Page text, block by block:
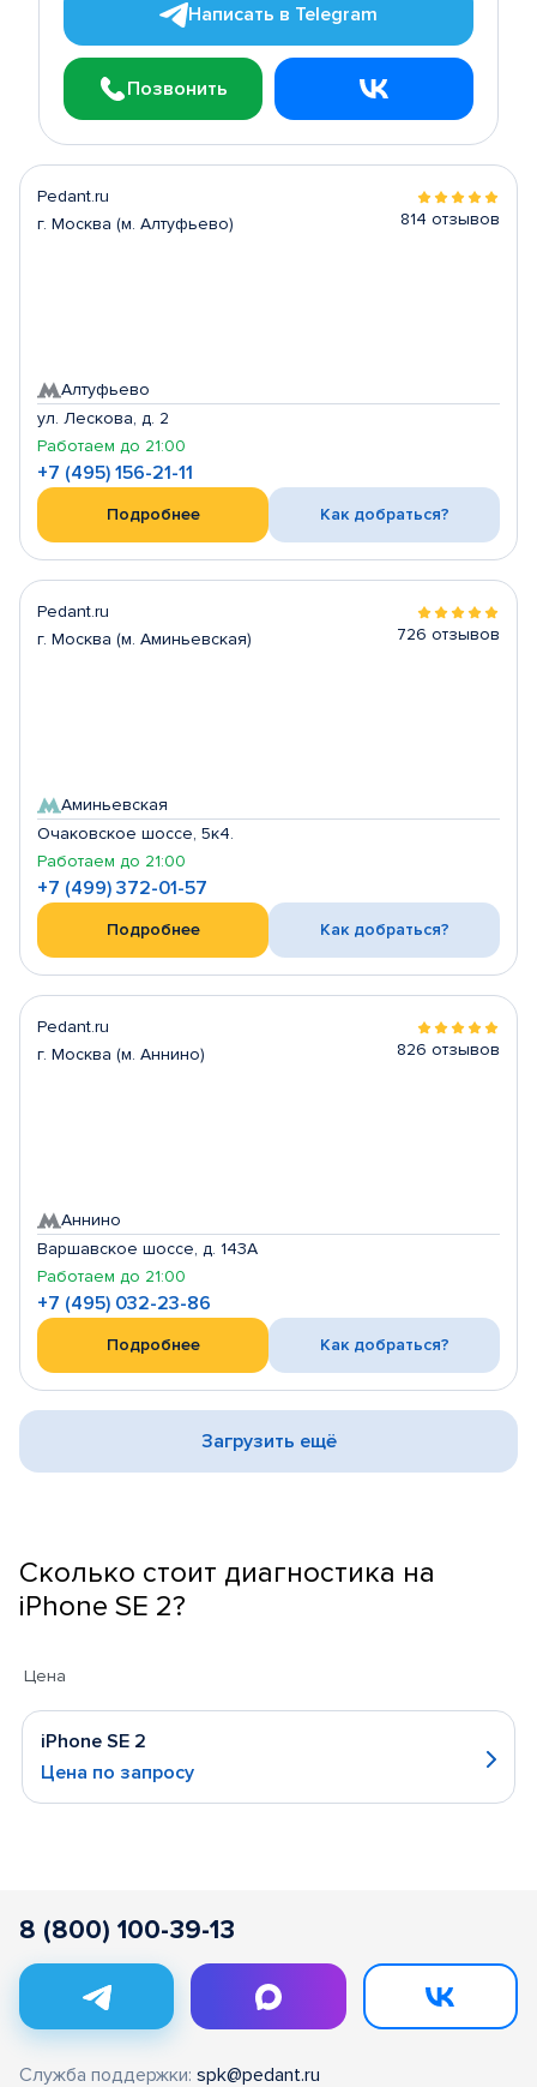
Написать в Telegram
Позвонить
Pedant.ru
г. Москва (м. Алтуфьево)
814 отзывов
Алтуфьево
ул. Лескова, д. 2
Работаем до 21:00
+7 (495) 156-21-11
Подробнее Как добраться?
Pedant.ru
г. Москва (м. Аминьевская)
726 отзывов
Аминьевская
Очаковское шоссе, 5к4.
Работаем до 21:00
+7 (499) 372-01-57
Подробнее Как добраться?
Pedant.ru
г. Москва (м. Аннино)
826 отзывов
Аннино
Варшавское шоссе, д. 143А
Работаем до 21:00
+7 (495) 032-23-86
Подробнее Как добраться?
Загрузить ещё
Сколько стоит диагностика на
iPhone SE 2?
Цена
iPhone SE 2
Цена по запросу
8 (800) 100-39-13
Служба поддержки: spk@pedant.ru